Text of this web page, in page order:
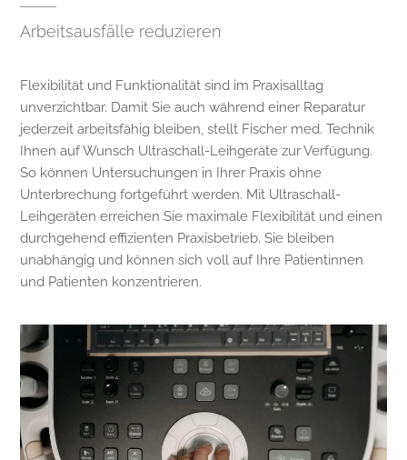
Arbeitsausfälle reduzieren
Flexibilität und Funktionalität sind im Praxisalltag
unverzichtbar. Damit Sie auch während einer Reparatur
jederzeit arbeitsfähig bleiben, stellt Fischer med. Technik
Ihnen auf Wunsch Ultraschall-Leihgeräte zur Verfügung.
So können Untersuchungen in Ihrer Praxis ohne
Unterbrechung fortgeführt werden. Mit Ultraschall-
Leihgeräten erreichen Sie maximale Flexibilität und einen
durchgehend effizienten Praxisbetrieb. Sie bleiben
unabhängig und können sich voll auf Ihre Patientinnen
und Patienten konzentrieren.